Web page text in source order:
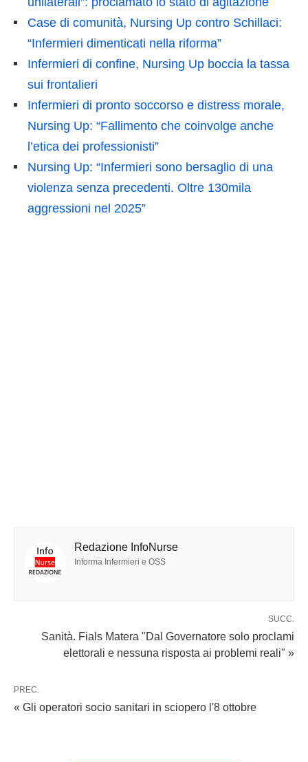
Case di comunità, Nursing Up contro Schillaci:
“Infermieri dimenticati nella riforma”
Infermieri di confine, Nursing Up boccia la tassa
sui frontalieri
Infermieri di pronto soccorso e distress morale,
Nursing Up: “Fallimento che coinvolge anche
l’etica dei professionisti”
Nursing Up: “Infermieri sono bersaglio di una
violenza senza precedenti. Oltre 130mila
aggressioni nel 2025”
Redazione InfoNurse
Informa Infermieri e OSS
SUCC.
Sanità. Fials Matera "Dal Governatore solo proclami
elettorali e nessuna risposta ai problemi reali" »
PREC.
« Gli operatori socio sanitari in sciopero l'8 ottobre